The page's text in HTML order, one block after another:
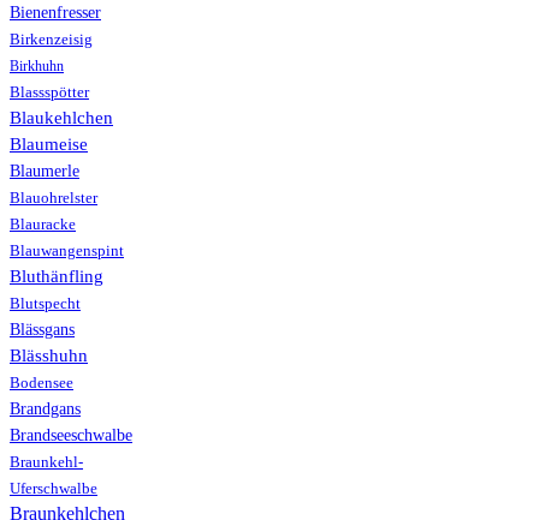
Bienenfresser
Birkenzeisig
Birkhuhn
Blassspötter
Blaukehlchen
Blaumeise
Blaumerle
Blauohrelster
Blauracke
Blauwangenspint
Bluthänfling
Blutspecht
Blässgans
Blässhuhn
Bodensee
Brandgans
Brandseeschwalbe
Braunkehl-
Uferschwalbe
Braunkehlchen